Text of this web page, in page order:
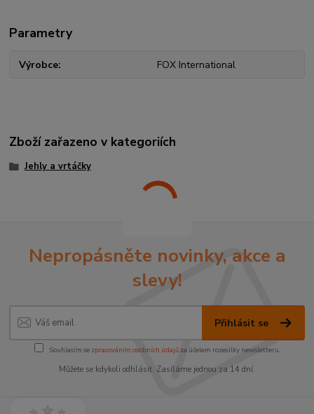
Parametry
Výrobce FOX International
Zboží zařazeno v kategoriích
Jehly a vrtáčky
Nepropásněte novinky, akce a
slevy!
Přihlásit se
Souhlasím se zpracováním osobních údajůza účelem rozesílky newsletteru.
Můžete se kdykoli odhlásit. Zasíláme jednou za 14 dní.